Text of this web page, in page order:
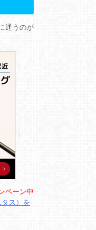
通うのが
ペーン中
タス）を